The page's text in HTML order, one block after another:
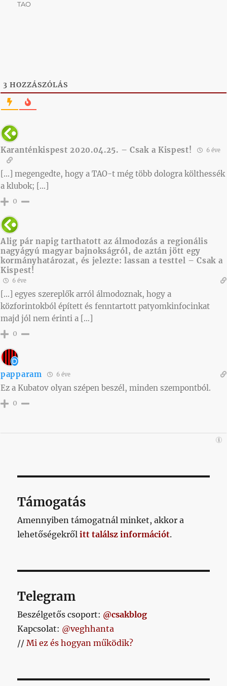
TAO
3 HOZZÁSZÓLÁS
Karanténkispest 2020.04.25. – Csak a Kispest! 6 éve
[…] megengedte, hogy a TAO-t még több dologra költhessék
a klubok; […]
0
Alig pár napig tarthatott az álmodozás a regionális
nagyágyú magyar bajnokságról, de aztán jött egy
kormányhatározat, és jelezte: lassan a testtel – Csak a
Kispest!
6 éve
[…] egyes szereplők arról álmodoznak, hogy a
közforintokból épített és fenntartott patyomkinfocinkat
majd jól nem érinti a […]
0
papparam 6 éve
Ez a Kubatov olyan szépen beszél, minden szempontból.
0
Támogatás
Amennyiben támogatnál minket, akkor a
lehetőségekrőlitt találsz információt.
Telegram
Beszélgetős csoport: @csakblog
Kapcsolat: @veghhanta
//Mi ez és hogyan működik?